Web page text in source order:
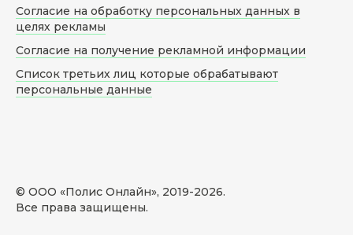
© ООО «Полис Онлайн», 2019-2026.
Все права защищены.
Согласие на обработку персональных данных в
целях рекламы
Согласие на получение рекламной информации
Список третьих лиц которые обрабатывают
персональные данные